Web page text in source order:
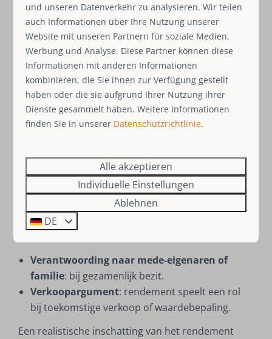
Vergelijking met alternatieven: bijvoorbeeld
verhuur vs. eigen gebruik.
Verwachtingsmanagement: een realistisch
beeld voorkomt teleurstellingen.
Strategische en persoonlijke motieven
Toekomstplanning: bijv. als aanvulling op
pensioen of als passieve inkomstenbron.
voorzieningen?
Balans eigen gebruik en verhuur: hoeveel
eigen gebruik is verantwoord zonder rendement
in te leveren?
Verantwoording naar mede-eigenaren of
familie: bij gezamenlijk bezit.
Verkoopargument: rendement speelt een rol
bij toekomstige verkoop of waardebepaling.
Een realistische inschatting van het rendement
und unseren Datenverkehr zu analysieren. Wir teilen
auch Informationen über Ihre Nutzung unserer
Website mit unseren Partnern für soziale Medien,
Werbung und Analyse. Diese Partner können diese
Informationen mit anderen Informationen
kombinieren, die Sie ihnen zur Verfügung gestellt
haben oder die sie aufgrund Ihrer Nutzung ihrer
Dienste gesammelt haben. Weitere Informationen
finden Sie in unserer Datenschutzrichtlinie.
Alle akzeptieren
Individuelle Einstellungen
Ablehnen
DE